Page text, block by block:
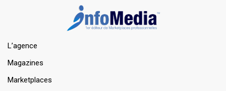
L’agence
Magazines
Marketplaces